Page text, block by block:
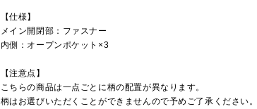
【仕様】
メイン開閉部：ファスナー
内側：オープンポケット×3
【注意点】
こちらの商品は一点ごとに柄の配置が異なります。
柄はお選びいただくことができませんので予めご了承ください。